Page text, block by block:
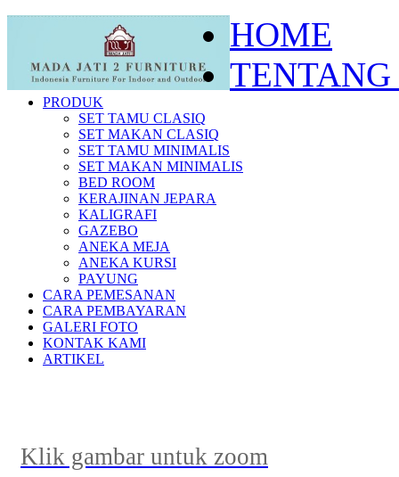
HOME
PRODUK
SET TAMU CLASIQ
SET MAKAN CLASIQ
SET TAMU MINIMALIS
SET MAKAN MINIMALIS
BED ROOM
KERAJINAN JEPARA
KALIGRAFI
GAZEBO
ANEKA MEJA
ANEKA KURSI
PAYUNG
CARA PEMESANAN
CARA PEMBAYARAN
GALERI FOTO
KONTAK KAMI
ARTIKEL
Klik gambar untuk zoom